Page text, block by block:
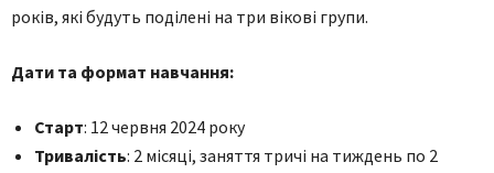
років, які будуть поділені на три вікові групи.
Дати та формат навчання:
Старт: 12 червня 2024 року
Тривалість: 2 місяці, заняття тричі на тиждень по 2